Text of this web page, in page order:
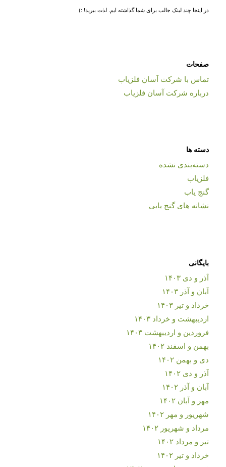
در اینجا چند لینک جالب برای شما گذاشته ایم. لذت ببرید! :)
صفحات
تماس با شرکت آسان فلزیاب
درباره شرکت آسان فلزیاب
دسته ها
دسته‌بندی نشده
فلزیاب
گنج یاب
نشانه های گنج یابی
بایگانی
آذر و دی ۱۴۰۳
آبان و آذر ۱۴۰۳
خرداد و تیر ۱۴۰۳
اردیبهشت و خرداد ۱۴۰۳
فروردین و اردیبهشت ۱۴۰۳
بهمن و اسفند ۱۴۰۲
دی و بهمن ۱۴۰۲
آذر و دی ۱۴۰۲
آبان و آذر ۱۴۰۲
مهر و آبان ۱۴۰۲
شهریور و مهر ۱۴۰۲
مرداد و شهریور ۱۴۰۲
تیر و مرداد ۱۴۰۲
خرداد و تیر ۱۴۰۲